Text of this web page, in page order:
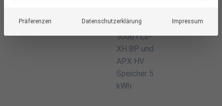
Präferenzen Datenschutzerklärung Impressum